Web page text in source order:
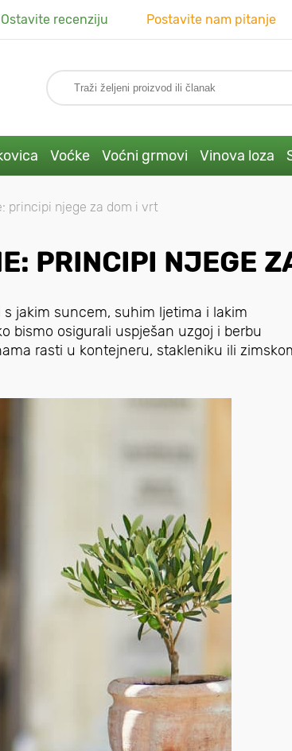
Ostavite recenziju Postavite nam pitanje
Voćke Voćni grmovi Vinova loza
principi njege za dom i vrt
PRINCIPI NJEGE
jakim suncem, suhim ljetima i lakim
bismo osigurali uspješan uzgoj i berbu
rasti u kontejneru, stakleniku ili